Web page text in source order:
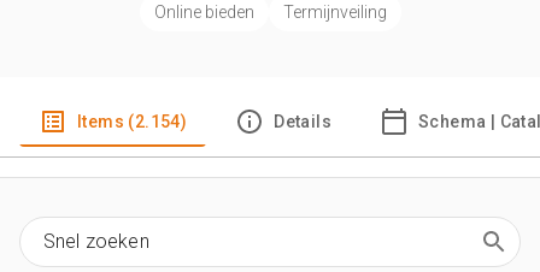
Online bieden Termijnveiling
Items (2.154) Details Schema |